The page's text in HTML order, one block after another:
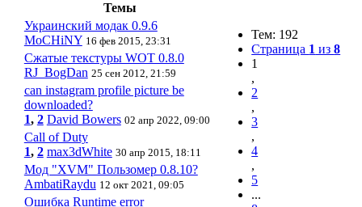
Тем: 192
Страница 1 из8
1
,
2
,
3
,
4
,
5
...
Темы
Украинский модак 0.9.6
MoCHiNY 16 фев 2015, 23:31
Сжатые текстуры WOT 0.8.0
RJ_BogDan 25 сен 2012, 21:59
can instagram profile picture be
downloaded?
1, 2 David Bowers 02 апр 2022, 09:00
Call of Duty
1, 2 max3dWhite 30 апр 2015, 18:11
Мод "XVM" Пользомер 0.8.10?
AmbatiRaydu 12 окт 2021, 09:05
Ошибка Runtime error